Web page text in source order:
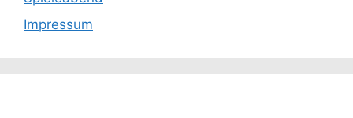
Impressum